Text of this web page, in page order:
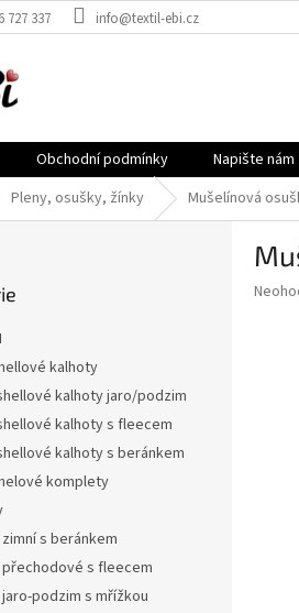
727 337 info@textil-ebi.cz
Obchodní podmínky Napište nám
Pleny, osušky, žínky Mušelínová
kalhoty
kalhoty jaro/podzim
kalhoty s fleecem
kalhoty s beránkem
komplety
s beránkem
s fleecem
podzim s mřížkou